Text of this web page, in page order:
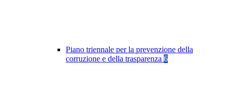
Piano triennale per la prevenzione della
corruzione e della trasparenza 6